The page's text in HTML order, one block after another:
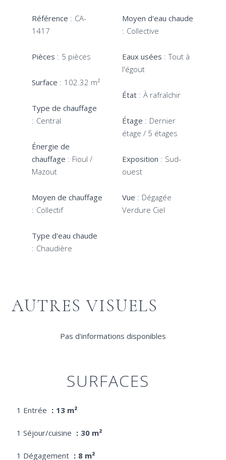
Référence
CA-
1417
Pièces 5 pièces
Surface 102.32 m²
Type de chauffage
Central
Énergie de
chauffage
Fioul /
Mazout
Moyen de chauffage
Collectif
Type d'eau chaude
Chaudière
Moyen d'eau chaude
Collective
Eaux usées
Tout à
l'égout
État À rafraîchir
Étage
Dernier
étage / 5 étages
Exposition
Sud-
ouest
Vue
Dégagée
Verdure Ciel
AUTRES VISUELS
Pas d'informations disponibles
SURFACES
1 Entrée 13 m²
1 Séjour/cuisine 30 m²
1 Dégagement 8 m²